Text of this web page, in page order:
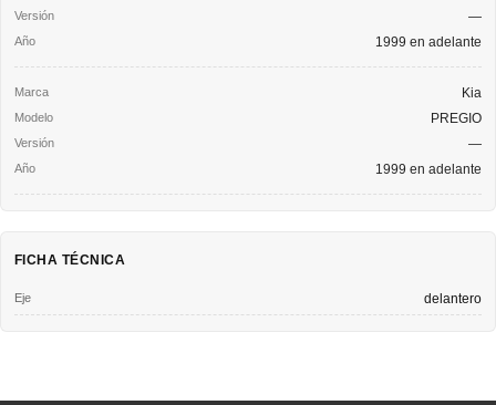
—
1999 en adelante
Kia
PREGIO
—
1999 en adelante
FICHA TÉCNICA
Eje delantero